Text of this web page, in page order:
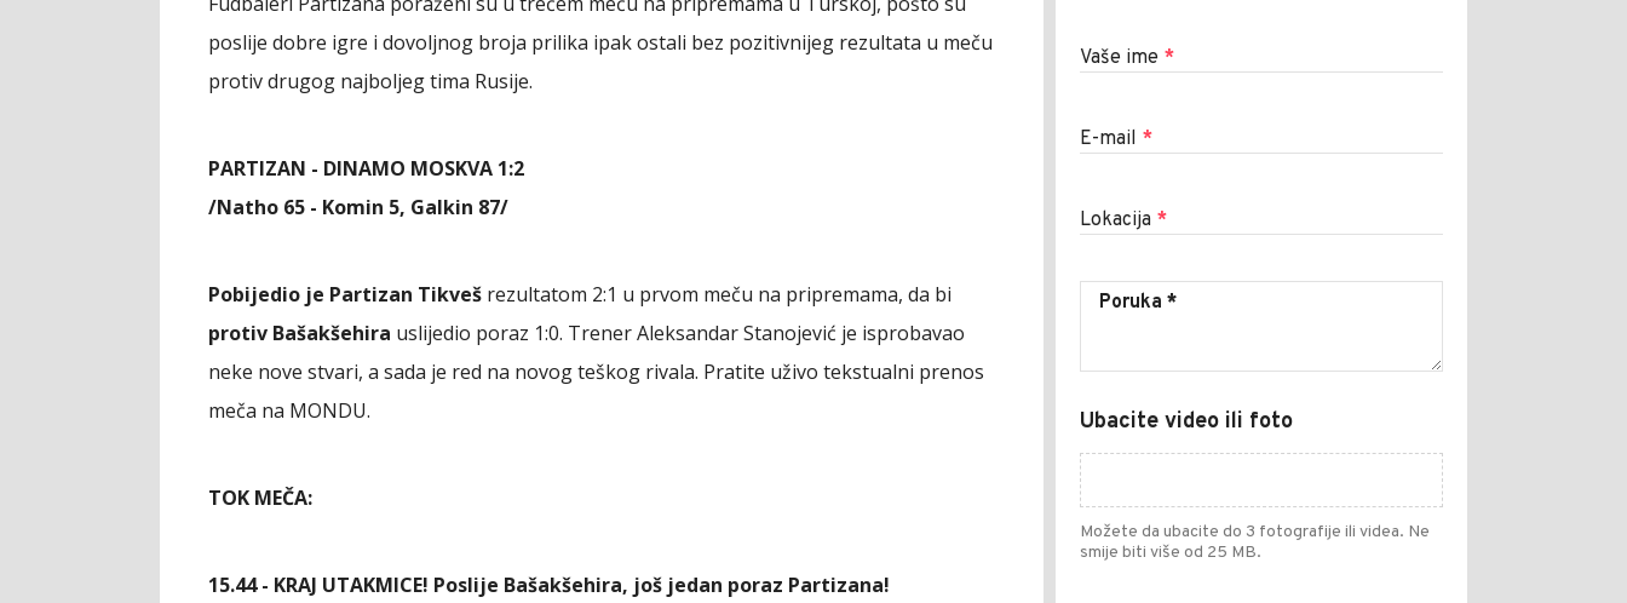
poslije dobre igre i dovoljnog broja prilika ipak ostali bez pozitivnijeg rezultata u meču
protiv drugog najboljeg tima Rusije.
PARTIZAN - DINAMO MOSKVA 1:2
/Natho 65 - Komin 5, Galkin 87/
Pobijedio je Partizan Tikveš rezultatom 2:1 u prvom meču na pripremama, da bi
protiv Bašakšehira uslijedio poraz 1:0. Trener Aleksandar Stanojević je isprobavao
neke nove stvari, a sada je red na novog teškog rivala. Pratite uživo tekstualni prenos
meča na MONDU.
TOK MEČA:
15.44 - KRAJ UTAKMICE! Poslije Bašakšehira, još jedan poraz Partizana!
Vaše ime *
E-mail *
Lokacija *
Ubacite video ili foto
Možete da ubacite do 3 fotografije ili videa. Ne
smije biti više od 25 MB.